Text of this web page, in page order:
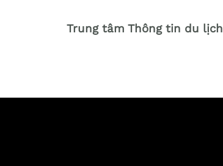
Trung tâm Thông tin du lịch